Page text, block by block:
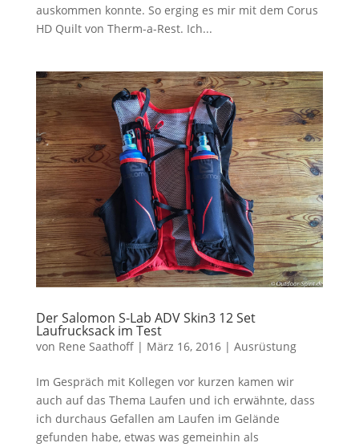
auskommen konnte. So erging es mir mit dem Corus
HD Quilt von Therm-a-Rest. Ich...
Der Salomon S-Lab ADV Skin3 12 Set
Laufrucksack im Test
von Rene Saathoff| März 16, 2016| Ausrüstung
Im Gespräch mit Kollegen vor kurzen kamen wir
auch auf das Thema Laufen und ich erwähnte, dass
ich durchaus Gefallen am Laufen im Gelände
gefunden habe, etwas was gemeinhin als